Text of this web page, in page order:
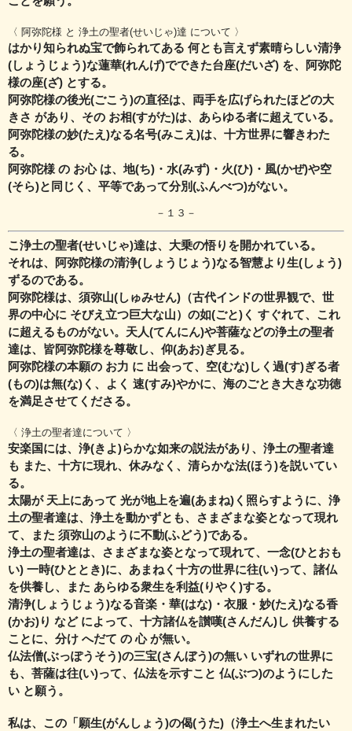
〈 阿弥陀様 と 浄土の聖者(せいじゃ)達 について 〉
はかり知られぬ宝で飾られてある 何とも言えず素晴らしい清浄
(しょうじょう)な蓮華(れんげ)でできた台座(だいざ) を、阿弥陀
様の座(ざ) とする。
阿弥陀様の後光(ごこう)の直径は、両手を広げられたほどの大
きさ があり、 その お相(すがた)は、あらゆる者に超えている。
阿弥陀様の妙(たえ)なる名号(みこえ)は、十方世界に響きわた
る。
阿弥陀様 の お心 は、地(ち)・水(みず)・火(ひ)・風(かぜ)や空
(そら)と同じく、平等であって分別(ふんべつ)がない。
－１３－
こ浄土の聖者(せいじゃ)達は、大乗の悟りを開かれている。
それは、阿弥陀様の清浄(しょうじょう)なる智慧より生(しょう)
ずるのである。
阿弥陀様は、須弥山(しゅみせん)（古代インドの世界観で、世
界の中心に そびえ立つ巨大な山）の如(ごと)く すぐれて、これ
に超えるものがない。天人(てんにん)や菩薩などの浄土の聖者
達は、 皆阿弥陀様を尊敬し、仰(あお)ぎ見る。
阿弥陀様の本願の お力 に 出会って、空(むな)しく過(す)ぎる者
(もの)は無(な)く、
よく 速(すみ)やかに、海のごとき大きな功徳
を満足させてくださる。
〈 浄土の聖者達について 〉
安楽国には、浄(きよ)らかな如来の説法があり、浄土の聖者達
も また、 十方に現れ、休みなく、清らかな法(ほう)を説いてい
る。
太陽が 天上にあって 光が地上を遍(あまね)く照らすように、 浄
土の聖者達は、浄土を動かずとも、さまざまな姿となって現れ
て、
また 須弥山のように不動(ふどう)である。
浄土の聖者達は、さまざまな姿となって現れて、一念(ひとおも
い) 一時(ひととき)に、 あまねく十方の世界に往(い)って、諸仏
を供養し、また あらゆる衆生を利益(りやく)する。
清浄(しょうじょう)なる音楽・華(はな)・衣服・妙(たえ)なる香
(かお)り など によって、 十方諸仏を讃嘆(さんだん)し 供養する
ことに、分け へだて の 心 が無い。
仏法僧(ぶっぽうそう)の三宝(さんぼう)の無い いずれの世界に
も、菩薩は往(い)って、 仏法を示すこと 仏(ぶつ)のようにした
い と願う。
私は、この「願生(がんしょう)の偈(うた)（浄土へ生まれたい